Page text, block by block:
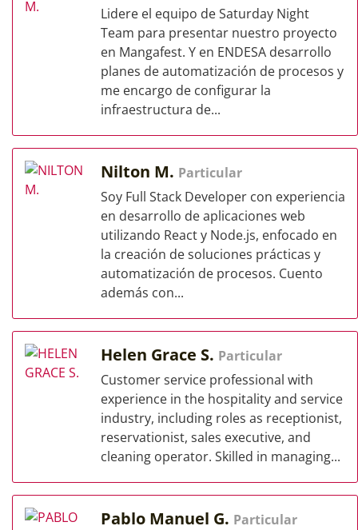
Lidere el equipo de Saturday Night
Team para presentar nuestro proyecto
en Mangafest. Y en ENDESA desarrollo
planes de automatización de procesos y
me encargo de configurar la
infraestructura de...
Nilton M. Particular
Soy Full Stack Developer con experiencia
en desarrollo de aplicaciones web
utilizando React y Node.js, enfocado en
la creación de soluciones prácticas y
automatización de procesos. Cuento
además con...
Helen Grace S. Particular
Customer service professional with
experience in the hospitality and service
industry, including roles as receptionist,
reservationist, sales executive, and
cleaning operator. Skilled in managing...
Pablo Manuel G. Particular